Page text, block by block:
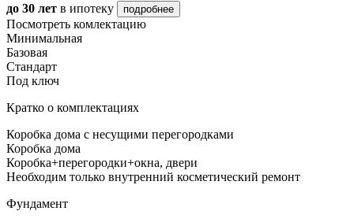
до 30 лет в ипотеку подробнее
Посмотреть комлектацию
Минимальная
Базовая
Стандарт
Под ключ
Кратко о комплектациях
Коробка дома с несущими перегородками
Коробка дома
Коробка+перегородки+окна, двери
Необходим только внутренний косметический ремонт
Фундамент